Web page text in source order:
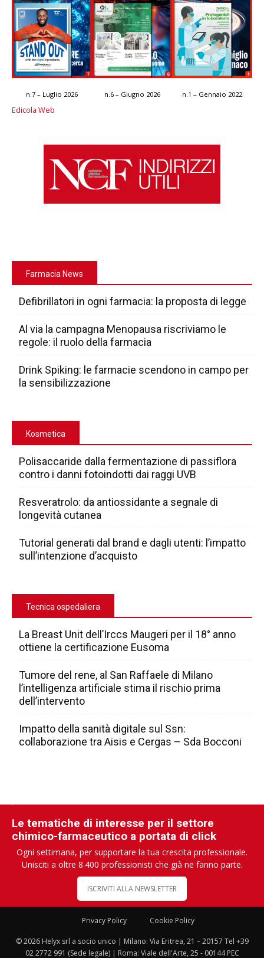
n.7 – Luglio 2026 n.6 – Giugno 2026 n.1 – Gennaio 2022
Edicola Web
Farmacia News
Defibrillatori in ogni farmacia: la proposta di legge
Al via la campagna Menopausa riscriviamo le
regole: il ruolo della farmacia
Drink Spiking: le farmacie scendono in campo per
la sensibilizzazione
Kosmetica
Polisaccaride dalla fermentazione di passiflora
contro i danni fotoindotti dai raggi UVB
Resveratrolo: da antiossidante a segnale di
longevità cutanea
Tutorial generati dal brand e dagli utenti: l’impatto
sull’intenzione d’acquisto
Tecnica ospedaliera
La Breast Unit dell’Irccs Maugeri per il 18° anno
ottiene la certificazione Eusoma
Tumore del rene, al San Raffaele di Milano
l’intelligenza artificiale stima il rischio prima
dell’intervento
Impatto della sanità digitale sul Ssn:
collaborazione tra Aisis e Cergas – Sda Bocconi
Le tematiche di interesse per il settore
chimico-farmaceutico a portata di click
Ogni settimana, per supportare la tua crescita professionale.
Unisciti a oltre 8.400 professionisti che già ne fanno parte.
ISCRIVITI ALLA NEWSLETTER
Privacy Policy Cookie Policy
© 2026 Helyx srl a socio unico | Milano: Via Eritrea, 21 – 20157 Tel +39
02 2772 991 (Sede legale) | Roma: Viale dell'Arte, 25 - 00144 PEC